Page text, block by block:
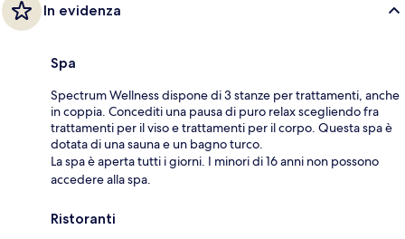
In evidenza
Spa
Spectrum Wellness dispone di 3 stanze per trattamenti, anche
in coppia. Concediti una pausa di puro relax scegliendo fra
trattamenti per il viso e trattamenti per il corpo. Questa spa è
dotata di una sauna e un bagno turco.
La spa è aperta tutti i giorni. I minori di 16 anni non possono
accedere alla spa.
Ristoranti